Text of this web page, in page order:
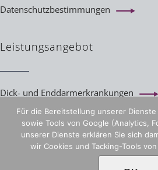
Datenschutzbestimmungen
Leistungsangebot
Dick- und Enddarmerkrankungen
Magen- und Darmspiegelung
Vorsorgekoloskopie
Magenballon
Reizdarm und Unverträglichkeiten
Für die Bereitstellung unserer
sowie Tools von Google (Analytics,
unserer Dienste erklären Sie sich
wir Cookies und Tacking-Tools